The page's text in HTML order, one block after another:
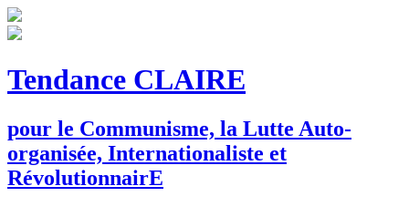
Tendance CLAIRE
pour le Communisme, la Lutte Auto-
organisée, Internationaliste et
RévolutionnairE